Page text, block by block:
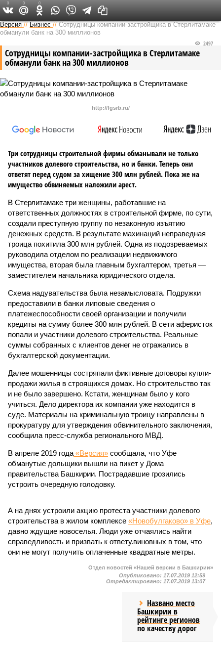
Версия в Башкирии
Версия //Бизнес //Сотрудницы компании-застройщика в Стерлитамаке
обманули банк на 300 миллионов
Сотрудницы компании-застройщика в Стерлитамаке
обманули банк на 300 миллионов
2497
http://fgsrb.ru/
Три сотрудницы строительной фирмы обманывали не только
участников долевого строительства, но и банки. Теперь они
ответят перед судом за хищение 300 млн рублей. Пока же на
имущество обвиняемых наложили арест.
В Стерлитамаке три женщины, работавшие на
ответственных должностях в строительной фирме, по сути,
создали преступную группу по незаконную изъятию
денежных средств. В результате махинаций неправедная
троица похитила 300 млн рублей. Одна из подозреваемых
руководила отделом по реализации недвижимого
имущества, вторая была главным бухгалтером, третья —
заместителем начальника юридического отдела.
Схема надувательства была незамысловата. Подружки
предоставили в банки липовые сведения о
платежеспособности своей организации и получили
кредиты на сумму более 300 млн рублей. В сети аферисток
попали и участники долевого строительства. Реальные
суммы собранных с клиентов денег не отражались в
бухгалтерской документации.
Далее мошенницы состряпали фиктивные договоры купли-
продажи жилья в строящихся домах. Но строительство так
и не было завершено. Кстати, женщинам было у кого
учиться. Дело директора их компании уже находится в
суде. Материалы на криминальную троицу направлены в
прокуратуру для утверждения обвинительного заключения,
сообщила пресс-служба регионального МВД.
В апреле 2019 года «Версия» сообщала, что Уфе
обманутые дольщики вышли на пикет у Дома
правительства Башкирии. Пострадавшие грозились
устроить очередную голодовку.
А на днях устроили акцию протеста участники долевого
строительства в жилом комплексе «Новобулгаково» в Уфе,
давно ждущие новоселья. Люди уже отчаялись найти
справедливость и призвать к ответу.виновных в том, что
они не могут получить оплаченные квадратные метры.
0 0 0
Отдел новостей «Нашей версии в Башкирии»
Опубликовано: 17.07.2019 12:59
Отредактировано: 17.07.2019 13:07
Названо место
Башкирии в
рейтинге регионов
по качеству дорог